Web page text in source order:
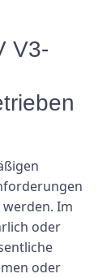
V3-
Im
oder
oder